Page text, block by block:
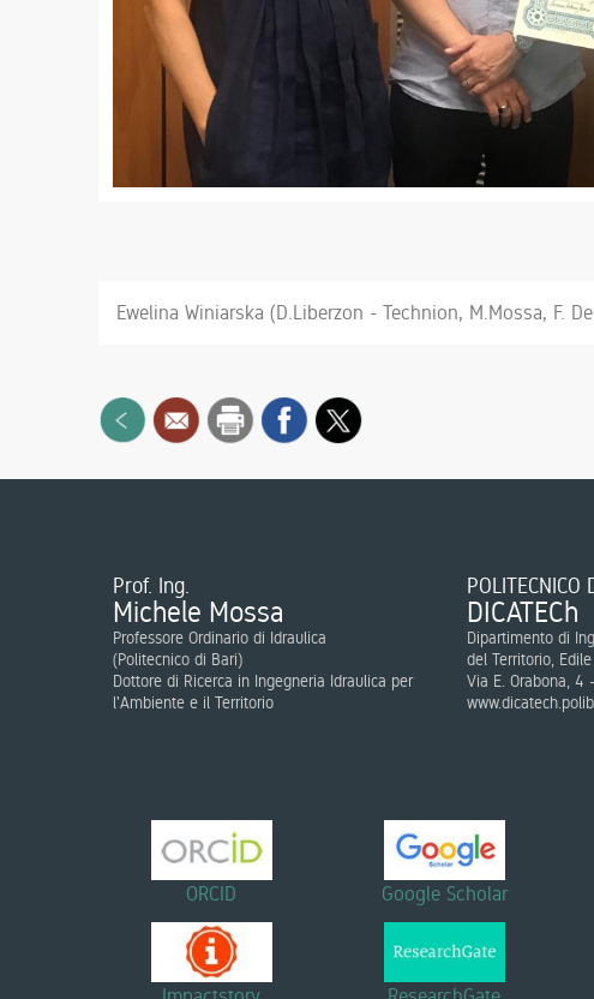
Ewelina Winiarska (D.Liberzon - Technion, M.Mossa, F.
Prof. Ing.
Michele Mossa
Professore Ordinario di Idraulica
(Politecnico di Bari)
Dottore di Ricerca in Ingegneria Idraulica per
l'Ambiente e il Territorio
POLITECNICO
DICATECh
Dipartimento di
del Territorio,
Via E. Orabona, 4
ORCID Google Scholar